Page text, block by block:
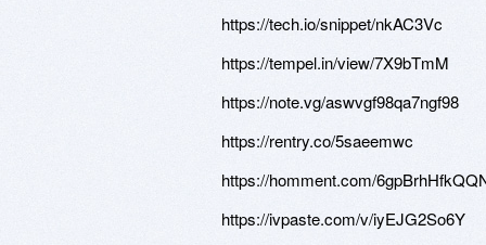
https://tech.io/snippet/nkAC3Vc
https://tempel.in/view/7X9bTmM
https://note.vg/aswvgf98qa7ngf98
https://rentry.co/5saeemwc
https://homment.com/
https://ivpaste.com/v/iyEJG2So6Y